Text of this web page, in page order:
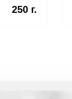
250 г.